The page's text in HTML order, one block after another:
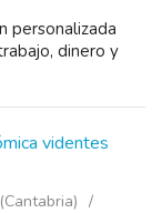
personalizada
dinero y
videntes